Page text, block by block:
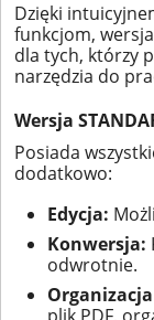
Dzięki
funkcjom,
dla tych, którzy
narzędzia do
Wersja
Posiada
dodatkowo:
Edycja:
Konwersja:
odwrotnie.